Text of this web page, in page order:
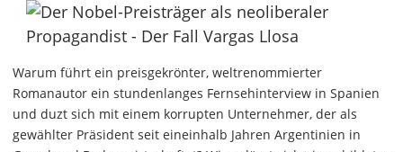
Warum führt ein preisgekrönter, weltrenommierter
Romanautor ein stundenlanges Fernsehinterview in Spanien
und duzt sich mit einem korrupten Unternehmer, der als
gewählter Präsident seit eineinhalb Jahren Argentinien in